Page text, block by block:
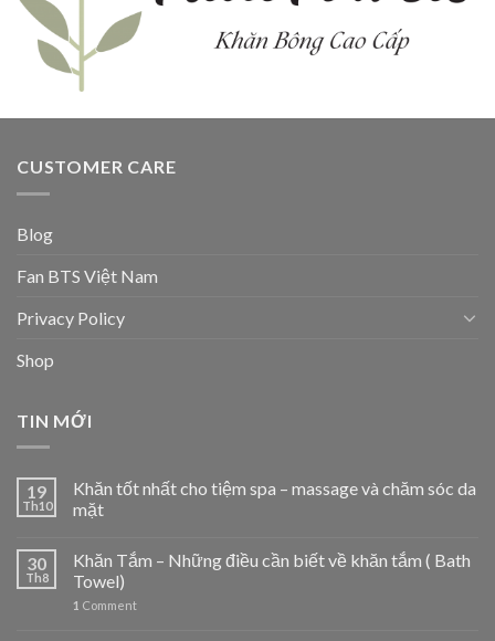
CUSTOMER CARE
Blog
Fan BTS Việt Nam
Privacy Policy
Shop
TIN MỚI
19
Th10
Khăn tốt nhất cho tiệm spa – massage và chăm sóc da
mặt
30
Th8
Khăn Tắm – Những điều cần biết về khăn tắm ( Bath
Towel)
1 Comment